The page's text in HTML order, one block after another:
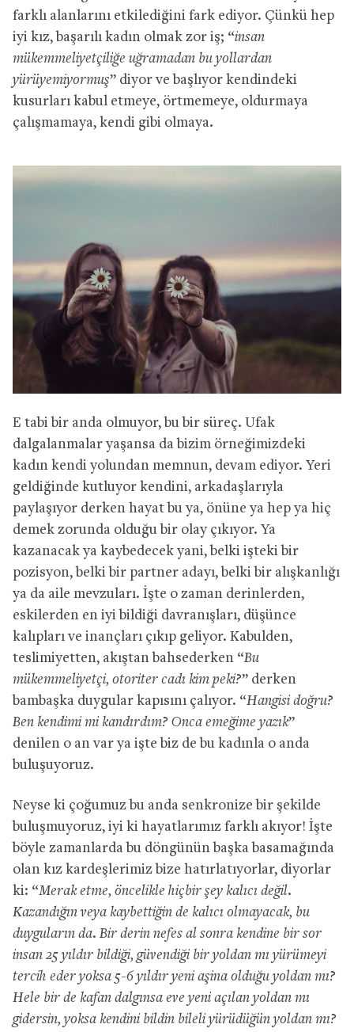
farklı alanlarını etkilediğini fark ediyor. Çünkü hep
iyi kız, başarılı kadın olmak zor iş; “insan
mükemmeliyetçiliğe uğramadan bu yollardan
yürüyemiyormuş” diyor ve başlıyor kendindeki
kusurları kabul etmeye, örtmemeye, oldurmaya
çalışmamaya, kendi gibi olmaya.
E tabi bir anda olmuyor, bu bir süreç. Ufak
dalgalanmalar yaşansa da bizim örneğimizdeki
kadın kendi yolundan memnun, devam ediyor. Yeri
geldiğinde kutluyor kendini, arkadaşlarıyla
paylaşıyor derken hayat bu ya, önüne ya hep ya hiç
demek zorunda olduğu bir olay çıkıyor. Ya
kazanacak ya kaybedecek yani, belki işteki bir
pozisyon, belki bir partner adayı, belki bir alışkanlığı
ya da aile mevzuları. İşte o zaman derinlerden,
eskilerden en iyi bildiği davranışları, düşünce
kalıpları ve inançları çıkıp geliyor. Kabulden,
teslimiyetten, akıştan bahsederken “Bu
mükemmeliyetçi, otoriter cadı kim peki?” derken
bambaşka duygular kapısını çalıyor. “Hangisi doğru?
Ben kendimi mi kandırdım? Onca emeğime yazık”
denilen o an var ya işte biz de bu kadınla o anda
buluşuyoruz.
Neyse ki çoğumuz bu anda senkronize bir şekilde
buluşmuyoruz, iyi ki hayatlarımız farklı akıyor! İşte
böyle zamanlarda bu döngünün başka basamağında
olan kız kardeşlerimiz bize hatırlatıyorlar, diyorlar
ki: “Merak etme, öncelikle hiçbir şey kalıcı değil.
Kazandığın veya kaybettiğin de kalıcı olmayacak, bu
duyguların da. Bir derin nefes al sonra kendine bir sor
insan 25 yıldır bildiği, güvendiği bir yoldan mı yürümeyi
tercih eder yoksa 5-6 yıldır yeni aşina olduğu yoldan mı?
Hele bir de kafan dalgınsa eve yeni açılan yoldan mı
gidersin, yoksa kendini bildin bileli yürüdüğün yoldan mı?